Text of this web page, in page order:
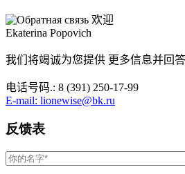
欢迎
Ekaterina Popovich
我们将竭诚为您提供 更多信息并回
电话号码.: 8 (391) 250-17-99
E-mail: lionewise@bk.ru
反馈表